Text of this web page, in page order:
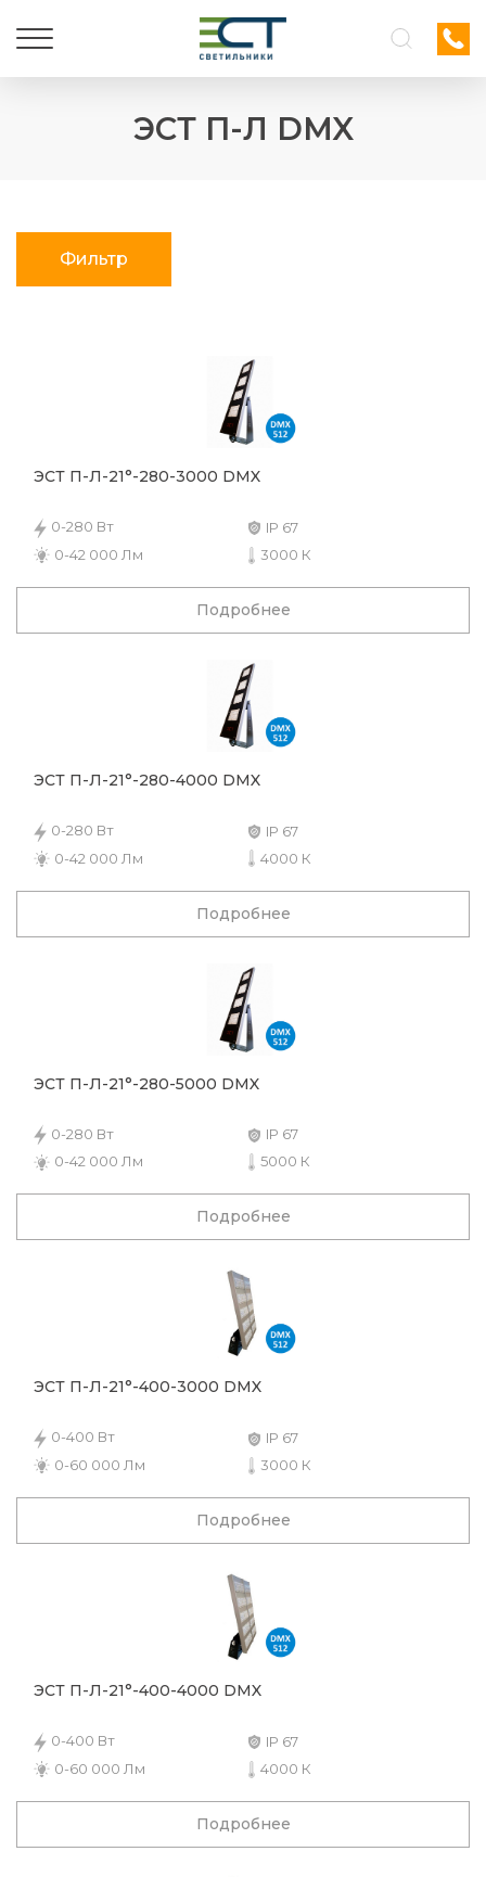
ЭСТ П-Л DMX
Фильтр
ЭСТ П-Л-21°-280-3000 DMX
0-280 Вт
IP 67
0-42 000 Лм
3000 К
Подробнее
ЭСТ П-Л-21°-280-4000 DMX
0-280 Вт
IP 67
0-42 000 Лм
4000 К
Подробнее
ЭСТ П-Л-21°-280-5000 DMX
0-280 Вт
IP 67
0-42 000 Лм
5000 К
Подробнее
ЭСТ П-Л-21°-400-3000 DMX
0-400 Вт
IP 67
0-60 000 Лм
3000 К
Подробнее
ЭСТ П-Л-21°-400-4000 DMX
0-400 Вт
IP 67
0-60 000 Лм
4000 К
Подробнее